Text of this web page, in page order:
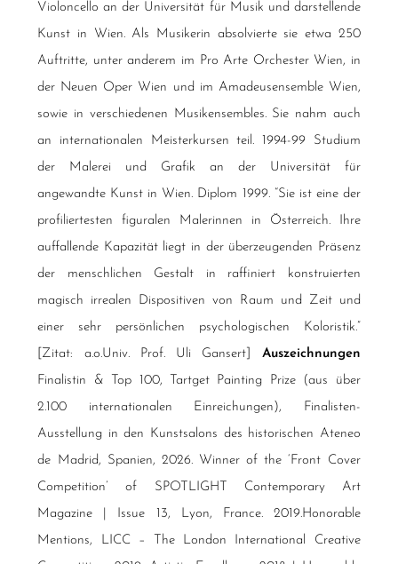
Violoncello an der Universität für Musik und darstellende
Kunst in Wien. Als Musikerin absolvierte sie etwa 250
Auftritte, unter anderem im Pro Arte Orchester Wien, in
der Neuen Oper Wien und im Amadeusensemble Wien,
sowie in verschiedenen Musikensembles. Sie nahm auch
an internationalen Meisterkursen teil. 1994-99 Studium
der Malerei und Grafik an der Universität für
angewandte Kunst in Wien. Diplom 1999. “Sie ist eine der
profiliertesten figuralen Malerinnen in Österreich. Ihre
auffallende Kapazität liegt in der überzeugenden Präsenz
der menschlichen Gestalt in raffiniert konstruierten
magisch irrealen Dispositiven von Raum und Zeit und
einer sehr persönlichen psychologischen Koloristik.”
[Zitat: a.o.Univ. Prof. Uli Gansert] Auszeichnungen
Finalistin & Top 100, Tartget Painting Prize (aus über
2.100 internationalen Einreichungen), Finalisten-
Ausstellung in den Kunstsalons des historischen Ateneo
de Madrid, Spanien, 2026. Winner of the ‘Front Cover
Competition’ of SPOTLIGHT Contemporary Art
Magazine | Issue 13, Lyon, France. 2019.Honorable
Mentions, LICC – The London International Creative